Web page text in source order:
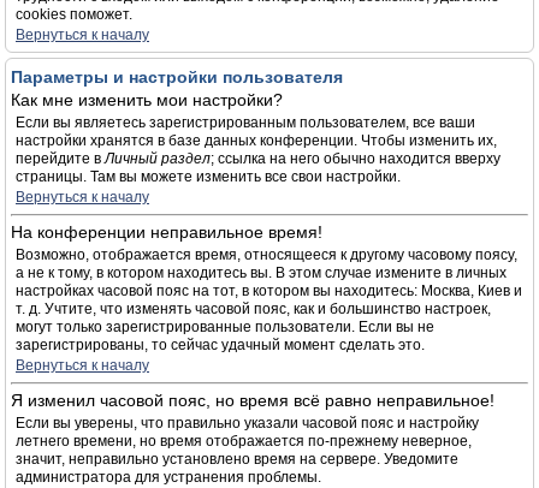
cookies поможет.
Вернуться к началу
Параметры и настройки пользователя
Как мне изменить мои настройки?
Если вы являетесь зарегистрированным пользователем, все ваши
настройки хранятся в базе данных конференции. Чтобы изменить их,
перейдите вЛичный раздел; ссылка на него обычно находится вверху
страницы. Там вы можете изменить все свои настройки.
Вернуться к началу
На конференции неправильное время!
Возможно, отображается время, относящееся к другому часовому поясу,
а не к тому, в котором находитесь вы. В этом случае измените в личных
настройках часовой пояс на тот, в котором вы находитесь: Москва, Киев и
т. д. Учтите, что изменять часовой пояс, как и большинство настроек,
могут только зарегистрированные пользователи. Если вы не
зарегистрированы, то сейчас удачный момент сделать это.
Вернуться к началу
Я изменил часовой пояс, но время всё равно неправильное!
Если вы уверены, что правильно указали часовой пояс и настройку
летнего времени, но время отображается по-прежнему неверное,
значит, неправильно установлено время на сервере. Уведомите
администратора для устранения проблемы.